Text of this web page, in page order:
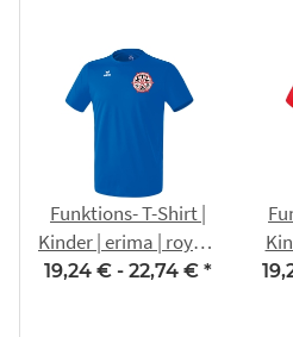
Funktions- T-Shirt |
Kinder | erima | royal -
MTV 1860 Erfurt
19,24 € - 22,74 € *